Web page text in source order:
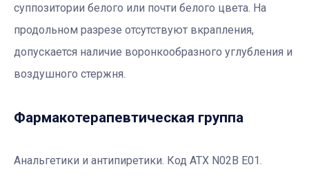
суппозитории белого или почти белого цвета. На
продольном разрезе отсутствуют вкрапления,
допускается наличие воронкообразного углубления и
воздушного стержня.
Фармакотерапевтичеcкая группа
Анальгетики и антипиретики. Код АТХ N02B E01.